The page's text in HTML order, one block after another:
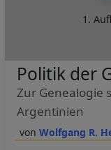
1.
Wolfgang R.
Politik der
Zur Genealogie
Argentinien